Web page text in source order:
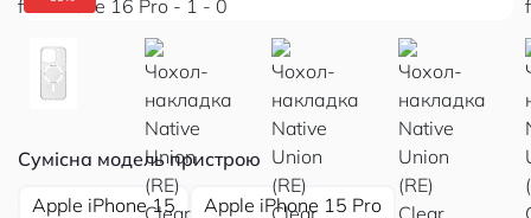
Сумісна модель пристрою
Apple iPhone 15
Apple iPhone 15 Pro